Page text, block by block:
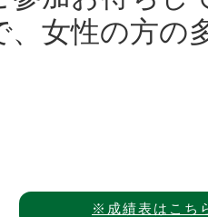
、女性の方の
※成績表はこち